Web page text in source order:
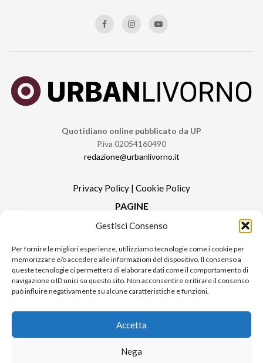
Gestisci Consenso
Per fornire le migliori esperienze, utilizziamo tecnologie come i cookie per
memorizzare e/o accedere alle informazioni del dispositivo. Il consenso a
queste tecnologie ci permetterà di elaborare dati come il comportamento di
navigazione o ID unici su questo sito. Non acconsentire o ritirare il consenso
può influire negativamente su alcune caratteristiche e funzioni.
Accetta
Nega
Quotidiano online pubblicato da UP
P.iva 02054160490
redazione@urbanlivorno.it
Privacy Policy | Cookie Policy
PAGINE
Redazione
Contatti
Pubblicità
Sitemap
RUBRICHE
Urban Video